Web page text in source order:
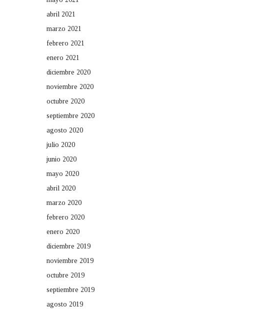
abril 2021
marzo 2021
febrero 2021
enero 2021
diciembre 2020
noviembre 2020
octubre 2020
septiembre 2020
agosto 2020
julio 2020
junio 2020
mayo 2020
abril 2020
marzo 2020
febrero 2020
enero 2020
diciembre 2019
noviembre 2019
octubre 2019
septiembre 2019
agosto 2019